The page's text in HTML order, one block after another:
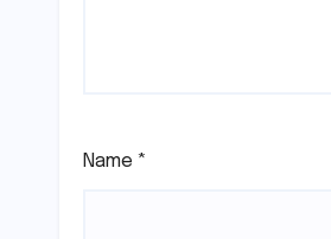
Name *